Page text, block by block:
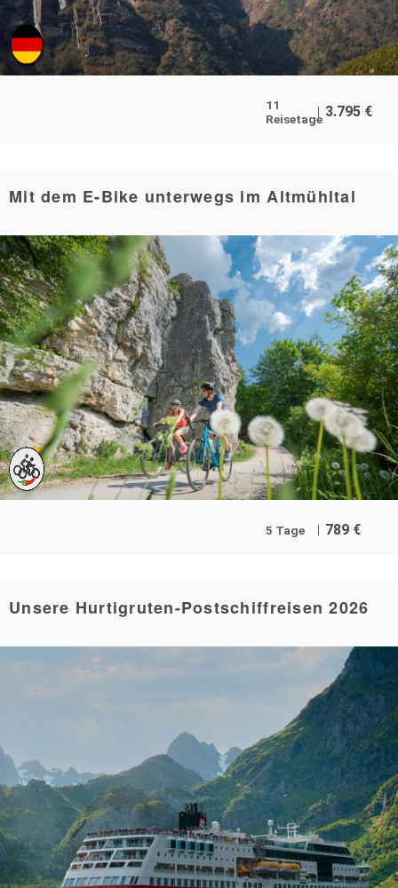
11
Reisetage 3.795 €
Mit dem E-Bike unterwegs im Altmühltal
5 Tage 789 €
Unsere Hurtigruten-Postschiffreisen 2026